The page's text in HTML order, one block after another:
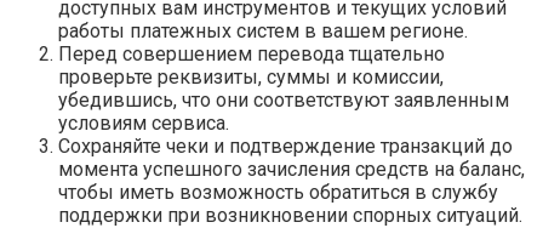
доступных вам инструментов и текущих условий
работы платежных систем в вашем регионе.
Перед совершением перевода тщательно
проверьте реквизиты, суммы и комиссии,
убедившись, что они соответствуют заявленным
условиям сервиса.
Сохраняйте чеки и подтверждение транзакций до
момента успешного зачисления средств на баланс,
чтобы иметь возможность обратиться в службу
поддержки при возникновении спорных ситуаций.